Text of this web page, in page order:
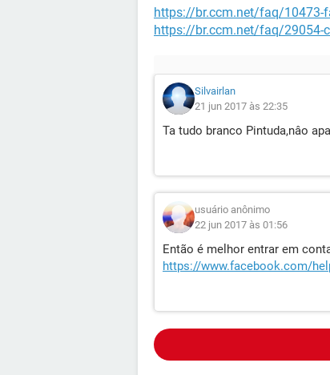
https://br.ccm.net/faq/10473-
https://br.ccm.net/faq/29054-
Silvairlan
21 jun 2017 às 22:35
Ta tudo branco Pintuda,nâo
usuário anônimo
22 jun 2017 às 01:56
Então é melhor entrar em
https://www.facebook.com/